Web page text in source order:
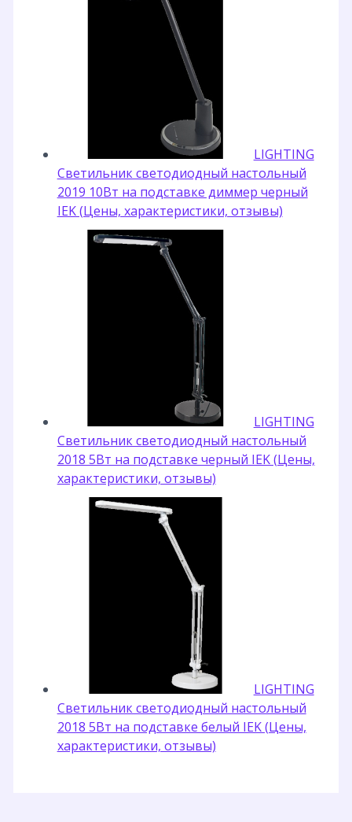
LIGHTING
Светильник светодиодный настольный
2019 10Вт на подставке диммер черный
IEK (Цены, характеристики, отзывы)
LIGHTING
Светильник светодиодный настольный
2018 5Вт на подставке черный IEK (Цены,
характеристики, отзывы)
LIGHTING
Светильник светодиодный настольный
2018 5Вт на подставке белый IEK (Цены,
характеристики, отзывы)